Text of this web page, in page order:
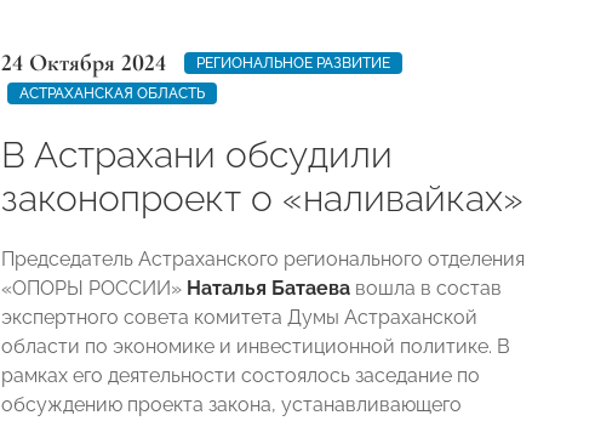
24 Октября 2024
РЕГИОНАЛЬНОЕ РАЗВИТИЕ
АСТРАХАНСКАЯ ОБЛАСТЬ
В Астрахани обсудили
законопроект о «наливайках»
Председатель Астраханского регионального отделения
«ОПОРЫ РОССИИ» Наталья Батаева вошла в состав
экспертного совета комитета Думы Астраханской
области по экономике и инвестиционной политике. В
рамках его деятельности состоялось заседание по
обсуждению проекта закона, устанавливающего